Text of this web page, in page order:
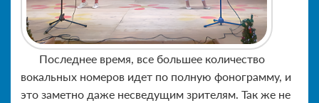
Последнее время, все большее количество
вокальных номеров идет по полную фонограмму, и
это заметно даже несведущим зрителям. Так же не